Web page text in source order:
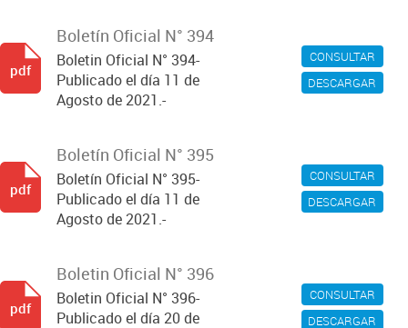
CONSULTAR
DESCARGAR
Boletín Oficial N° 394
Boletin Oficial N° 394-
Publicado el día 11 de
Agosto de 2021.-
pdf
CONSULTAR
DESCARGAR
Boletín Oficial N° 395
Boletín Oficial N° 395-
Publicado el día 11 de
Agosto de 2021.-
pdf
CONSULTAR
DESCARGAR
Boletin Oficial N° 396
Boletin Oficial N° 396-
Publicado el día 20 de
pdf